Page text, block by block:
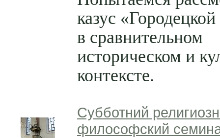
казус
в сравнительном
историческом и
контексте.
Субботний
философский